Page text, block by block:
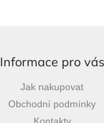
Informace pro vás
Jak nakupovat
Obchodní podmínky
Kontakty